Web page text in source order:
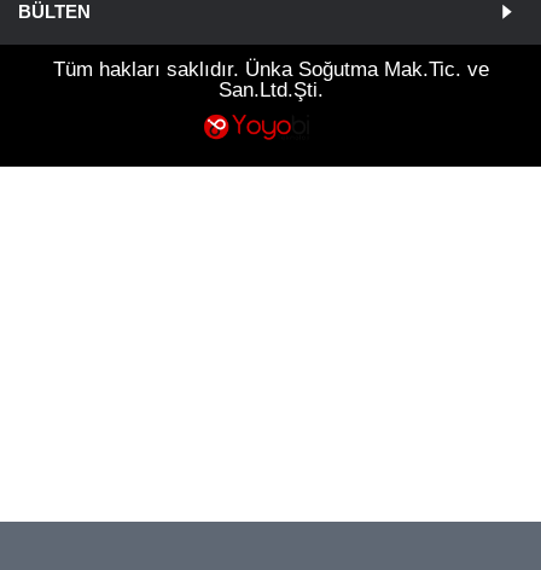
BÜLTEN
Tüm hakları saklıdır. Ünka Soğutma Mak.Tic. ve
San.Ltd.Şti.